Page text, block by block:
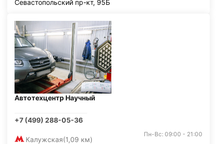
Севастопольский пр-кт, 95Б
Автотехцентр Научный
+7 (499) 288-05-36
Калужская(1,09 км)
Пн-Вс: 09:00 - 21:00